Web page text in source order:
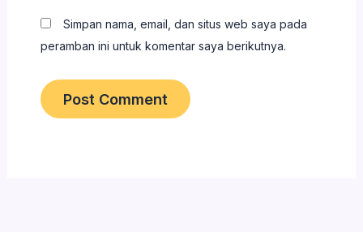
Simpan nama, email, dan situs web saya pada
peramban ini untuk komentar saya berikutnya.